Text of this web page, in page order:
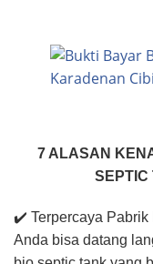
7 ALASAN
SEPTIC
✔️ Terpercaya Pabrik
Anda bisa datang